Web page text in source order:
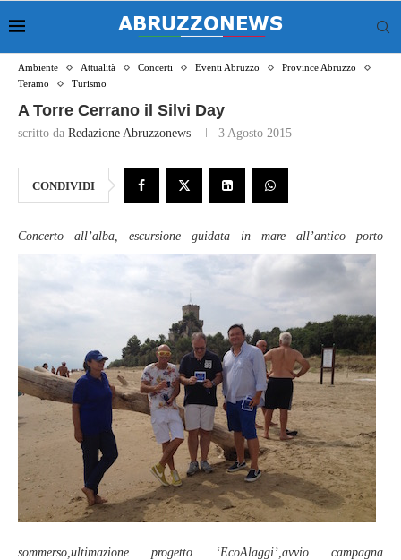
Ambiente Attualità Concerti Eventi Abruzzo
Province Abruzzo
Teramo
Turismo
A Torre Cerrano il Silvi Day
scritto da Redazione Abruzzonews 3 Agosto 2015
CONDIVIDI
Concerto all’alba, escursione guidata in mare all’antico porto
sommerso,ultimazione progetto ‘EcoAlaggi’,avvio campagna